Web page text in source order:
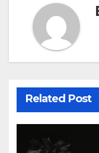
Related Post